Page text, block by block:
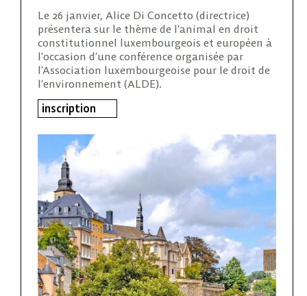
Le 26 janvier, Alice Di Concetto (directrice)
présentera sur le thème de l’animal en droit
constitutionnel luxembourgeois et européen à
l’occasion d’une conférence organisée par
l’Association luxembourgeoise pour le droit de
l’environnement (ALDE).
inscription